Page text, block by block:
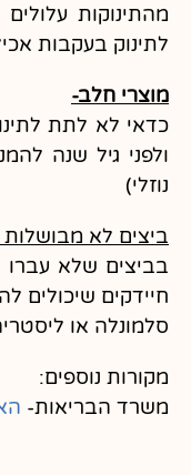
מהתינוקות
לתינוק בעקבות
מוצרי חלב-
ולפני גיל שנה
נוזלי)
ביצים לא מבושלות
בביצים שלא עברו
חיידקים שיכולים
סלמונלה או
מקורות נוספים:
משרד הבריאות-